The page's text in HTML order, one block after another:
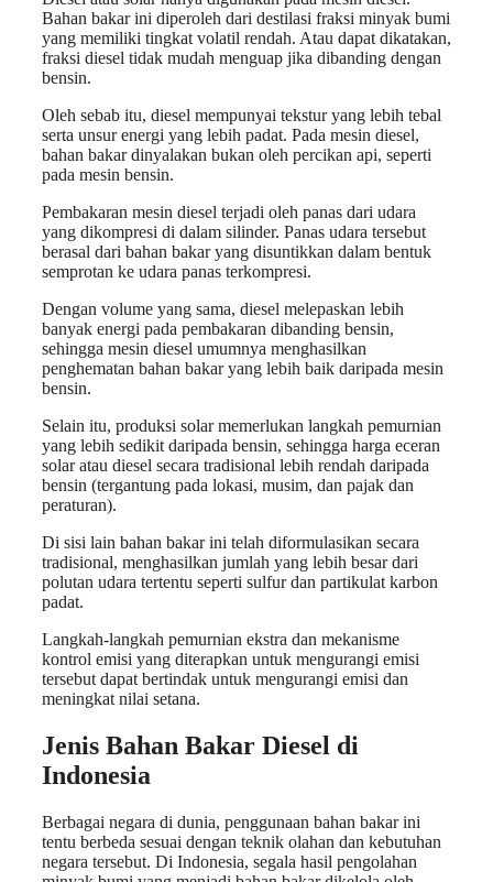
Bahan bakar ini diperoleh dari destilasi fraksi minyak bumi
yang memiliki tingkat volatil rendah. Atau dapat dikatakan,
fraksi diesel tidak mudah menguap jika dibanding dengan
bensin.
Oleh sebab itu, diesel mempunyai tekstur yang lebih tebal
serta unsur energi yang lebih padat. Pada mesin diesel,
bahan bakar dinyalakan bukan oleh percikan api, seperti
pada mesin bensin.
Pembakaran mesin diesel terjadi oleh panas dari udara
yang dikompresi di dalam silinder. Panas udara tersebut
berasal dari bahan bakar yang disuntikkan dalam bentuk
semprotan ke udara panas terkompresi.
Dengan volume yang sama, diesel melepaskan lebih
banyak energi pada pembakaran dibanding bensin,
sehingga mesin diesel umumnya menghasilkan
penghematan bahan bakar yang lebih baik daripada mesin
bensin.
Selain itu, produksi solar memerlukan langkah pemurnian
yang lebih sedikit daripada bensin, sehingga harga eceran
solar atau diesel secara tradisional lebih rendah daripada
bensin (tergantung pada lokasi, musim, dan pajak dan
peraturan).
Di sisi lain bahan bakar ini telah diformulasikan secara
tradisional, menghasilkan jumlah yang lebih besar dari
polutan udara tertentu seperti sulfur dan partikulat karbon
padat.
Langkah-langkah pemurnian ekstra dan mekanisme
kontrol emisi yang diterapkan untuk mengurangi emisi
tersebut dapat bertindak untuk mengurangi emisi dan
meningkat nilai setana.
Jenis Bahan Bakar Diesel di
Indonesia
Berbagai negara di dunia, penggunaan bahan bakar ini
tentu berbeda sesuai dengan teknik olahan dan kebutuhan
negara tersebut. Di Indonesia, segala hasil pengolahan